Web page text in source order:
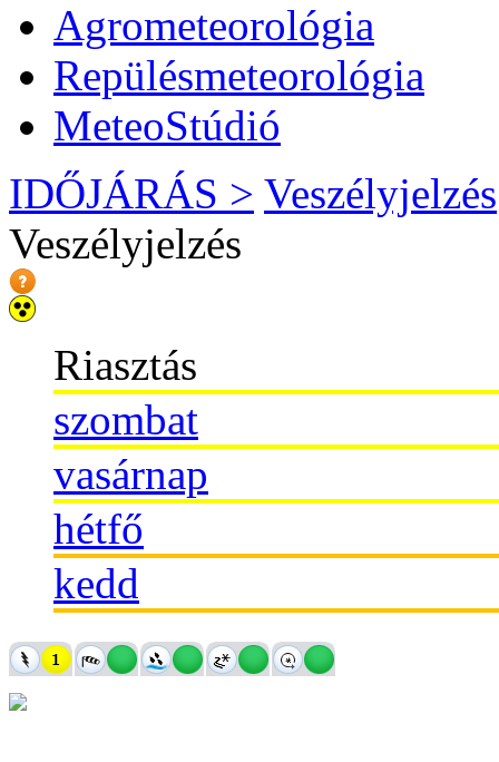
Agrometeorológia
Repülésmeteorológia
MeteoStúdió
IDŐJÁRÁS > Veszélyjelzés
Veszélyjelzés
Riasztás
szombat
vasárnap
hétfő
kedd